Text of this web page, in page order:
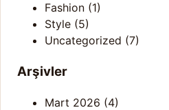
Fashion (1)
Style (5)
Uncategorized (7)
Arşivler
Mart 2026 (4)